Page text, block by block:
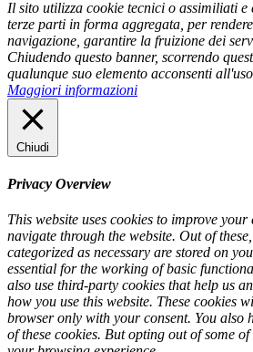
Il sito utilizza cookie tecnici o assimiliati
terze parti in forma aggregata, per
navigazione, garantire la fruizione dei
Chiudendo questo banner, scorrendo
qualunque suo elemento acconsenti
Maggiori informazioni
Chiudi
Privacy Overview
This website uses cookies to improve
navigate through the website. Out of
categorized as necessary are stored on
essential for the working of basic
also use third-party cookies that help us
how you use this website. These cookies
browser only with your consent. You also
of these cookies. But opting out of some